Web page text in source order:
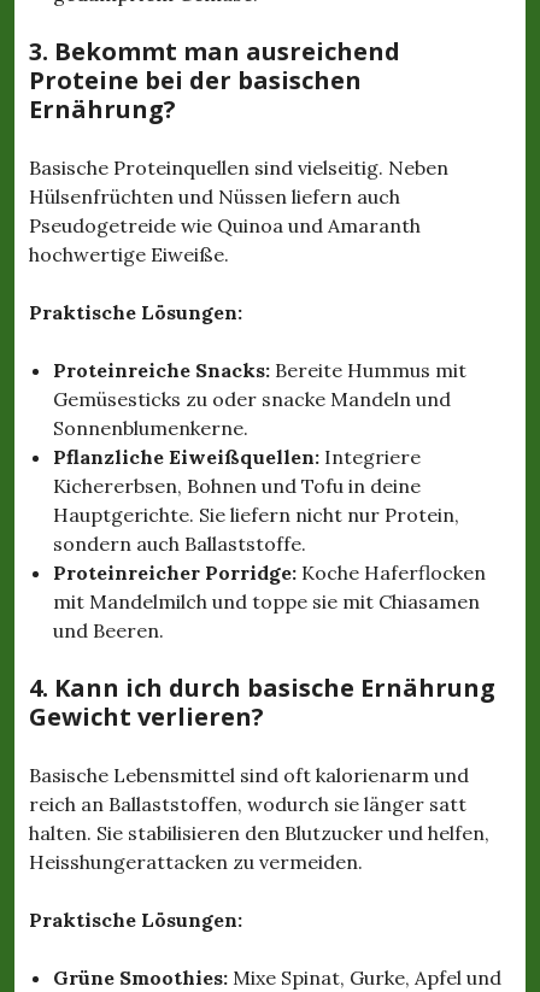
3. Bekommt man ausreichend
Proteine bei der basischen
Ernährung?
Basische Proteinquellen sind vielseitig. Neben
Hülsenfrüchten und Nüssen liefern auch
Pseudogetreide wie Quinoa und Amaranth
hochwertige Eiweiße.
Praktische Lösungen:
Proteinreiche Snacks: Bereite Hummus mit
Gemüsesticks zu oder snacke Mandeln und
Sonnenblumenkerne.
Pflanzliche Eiweißquellen: Integriere
Kichererbsen, Bohnen und Tofu in deine
Hauptgerichte. Sie liefern nicht nur Protein,
sondern auch Ballaststoffe.
Proteinreicher Porridge: Koche Haferflocken
mit Mandelmilch und toppe sie mit Chiasamen
und Beeren.
4. Kann ich durch basische Ernährung
Gewicht verlieren?
Basische Lebensmittel sind oft kalorienarm und
reich an Ballaststoffen, wodurch sie länger satt
halten. Sie stabilisieren den Blutzucker und helfen,
Heisshungerattacken zu vermeiden.
Praktische Lösungen:
Grüne Smoothies: Mixe Spinat, Gurke, Apfel und